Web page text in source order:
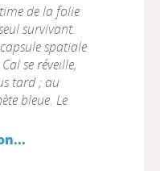
de la folie
survivant.
spatiale
se réveille,
tard ; au
bleue. Le